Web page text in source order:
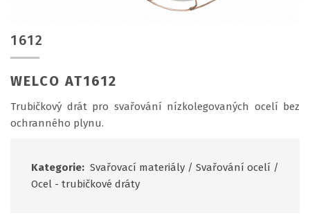
1612
WELCO AT1612
Trubičkový drát pro svařování nízkolegovaných ocelí bez
ochranného plynu.
Kategorie: Svařovací materiály / Svařování ocelí /
Ocel - trubičkové dráty